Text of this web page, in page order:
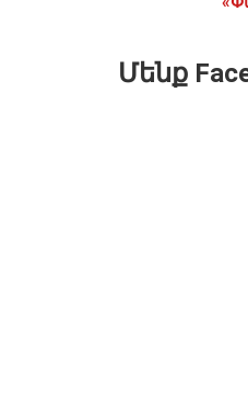
Մենք